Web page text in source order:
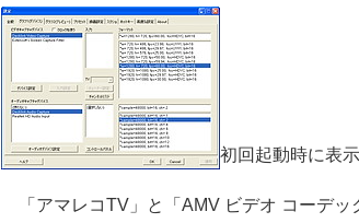
初回起動時に表
「アマレコTV」と「AMV ビデオ コーデッ